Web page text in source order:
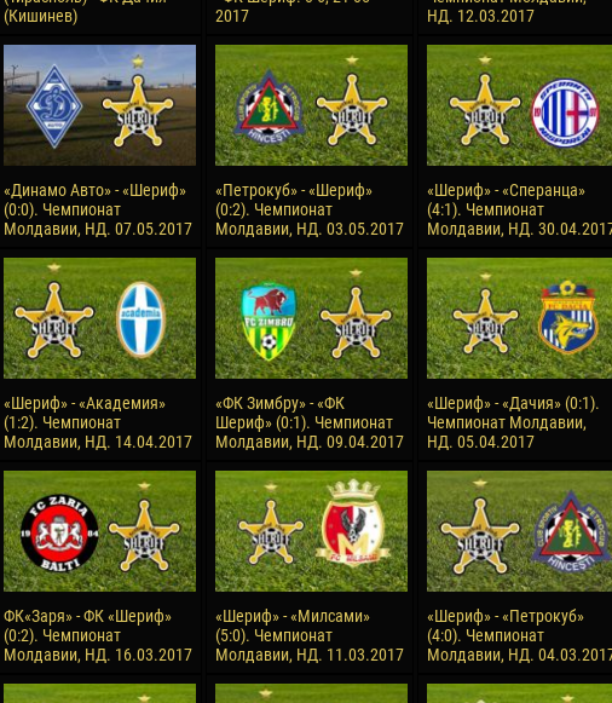
Jayder Moreno ASPRILLA
22 March
Samba KONÉ
26 March
Vitor Hugo Morais de OLIVEIRA
28 March
Raí LOPES DE OLIVEIRA
Soumaila MAGASSOUBA
10 July
Bourama FOMBA
15 July
Ivan DYULGEROV
17 July
Jair Ameth MODELO HERRERA
(Кишинев)
2017
НД. 12.03.2017
«Динамо Авто» - «Шериф»
(0:0). Чемпионат
Молдавии, НД. 07.05.2017
«Петрокуб» - «Шериф»
(0:2). Чемпионат
Молдавии, НД. 03.05.2017
«Шериф» - «Сперанца»
(4:1). Чемпионат
Молдавии, НД.
«Шериф» - «Академия»
(1:2). Чемпионат
Молдавии, НД. 14.04.2017
«ФК Зимбру» - «ФК
Шериф» (0:1). Чемпионат
Молдавии, НД. 09.04.2017
«Шериф» - «Дачия» (0:1).
Чемпионат Молдавии,
НД. 05.04.2017
ФК«Заря» - ФК «Шериф»
(0:2). Чемпионат
Молдавии, НД. 16.03.2017
«Шериф» - «Милсами»
(5:0). Чемпионат
Молдавии, НД. 11.03.2017
«Шериф» - «Петрокуб»
(4:0). Чемпионат
Молдавии, НД.